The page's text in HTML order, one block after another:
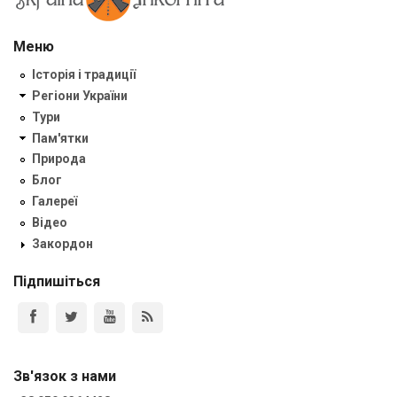
Меню
Історія і традиції
Регіони України
Тури
Пам'ятки
Природа
Блог
Галереї
Відео
Закордон
Підпишіться
Зв'язок з нами